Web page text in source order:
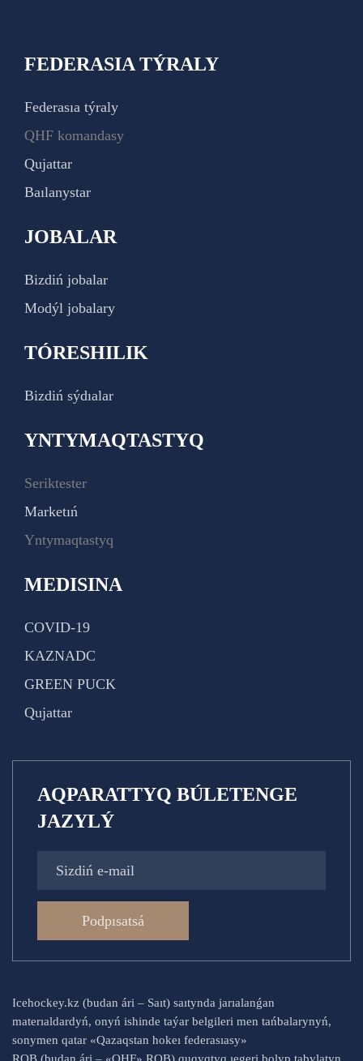
FEDERASIA TÝRALY
Federasıa týraly
QHF komandasy
Qujattar
Baılanystar
JOBALAR
Bizdiń jobalar
Modýl jobalary
TÓRESHILIK
Bizdiń sýdıalar
YNTYMAQTASTYQ
Seriktester
Marketıń
Yntymaqtastyq
MEDISINA
COVID-19
KAZNADC
GREEN PUCK
Qujattar
AQPARATTYQ BÚLETENGE
JAZYLÝ
Podpısatsá
Icehockey.kz (budan ári – Saıt) saıtynda jarıalanǵan
materıaldardyń, onyń ishinde taýar belgileri men tańbalarynyń,
sonymen qatar «Qazaqstan hokeı federasıasy»